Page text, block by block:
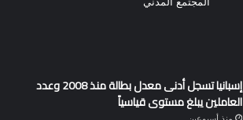
إسبانيا تسجل أدنى معدل بطالة منذ 2008 وعدد
العاملين يبلغ مستوى قياسياً